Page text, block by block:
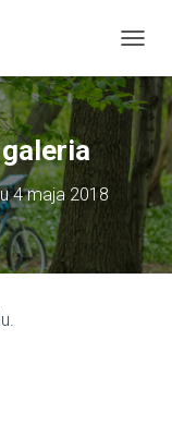
R
Z
E
Ą
Z
A
W
4 maja 2018